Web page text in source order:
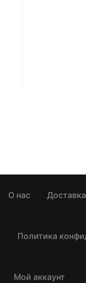
О нас
Политика
Мой аккаунт